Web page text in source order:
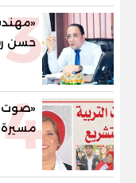
3
حسن
4
«صوت
مسيرة